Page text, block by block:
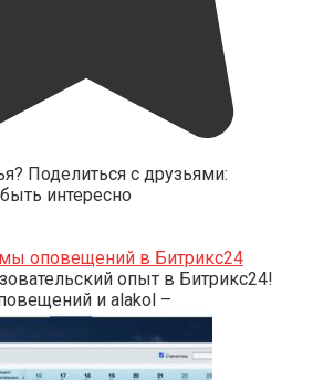
Поделиться с друзьями:
интересно
оповещений в Битрикс24
опыт в Битрикс24!
и alakol –